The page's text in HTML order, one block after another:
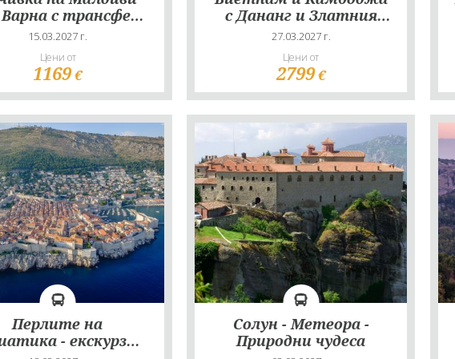
с трансфер
избор - 9 нощувки
15.03.2027 г.
Цени от
1169€
с Дананг и Златния
мост - март 2027
27.03.2027 г.
Цени от
2799€
Перлите на
- екскурзия
Солун - Метеора -
Природни чудеса